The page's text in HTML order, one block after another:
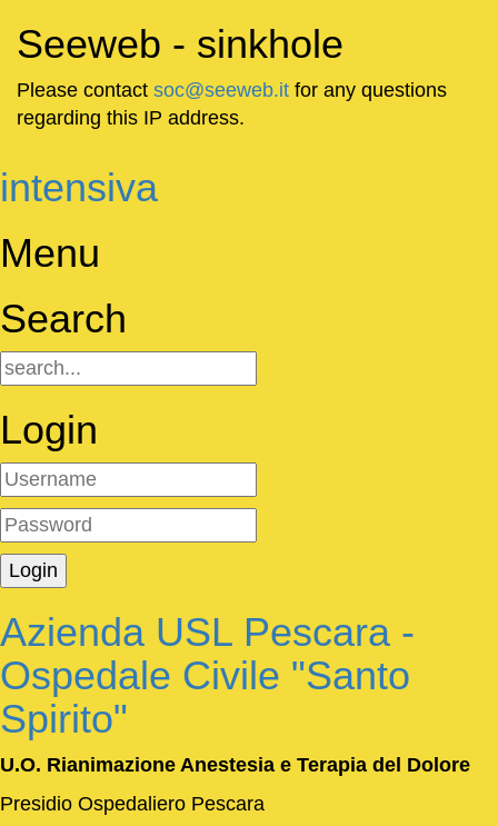
Seeweb - sinkhole
Please contact soc@seeweb.it for any questions
regarding this IP address.
intensiva
Menu
Search
Login
Azienda USL Pescara -
Ospedale Civile "Santo
Spirito"
U.O. Rianimazione Anestesia e Terapia del Dolore
Presidio Ospedaliero Pescara